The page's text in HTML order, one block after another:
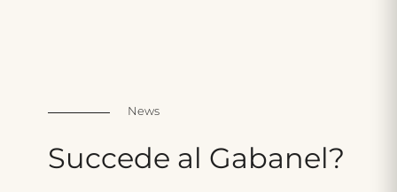
News
Succede al Gabanel?